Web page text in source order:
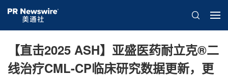
【直击2025 ASH】亚盛医药耐立克®二
线治疗CML-CP临床研究数据更新，更